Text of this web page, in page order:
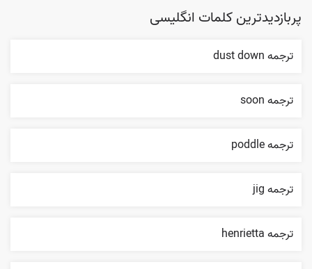
پربازدیدترین کلمات انگلیسی
ترجمه dust down
ترجمه soon
ترجمه poddle
ترجمه jig
ترجمه henrietta